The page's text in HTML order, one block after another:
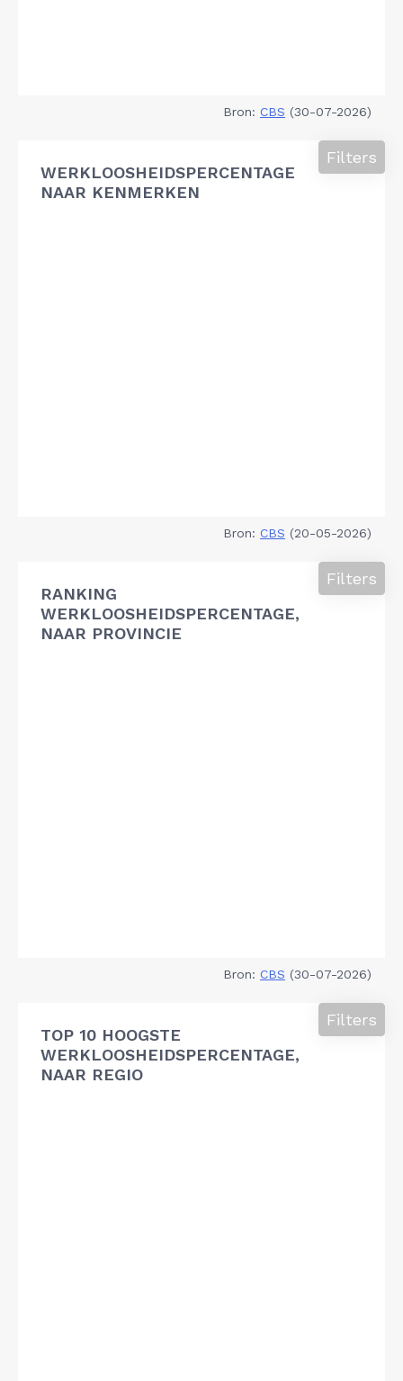
Bron: CBS (30-07-2026)
WERKLOOSHEIDSPERCENTAGE
NAAR KENMERKEN
Filters
Bron: CBS (20-05-2026)
RANKING
WERKLOOSHEIDSPERCENTAGE,
NAAR PROVINCIE
Filters
Bron: CBS (30-07-2026)
TOP 10 HOOGSTE
WERKLOOSHEIDSPERCENTAGE,
NAAR REGIO
Filters